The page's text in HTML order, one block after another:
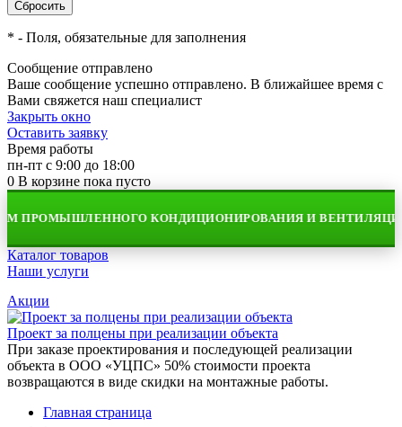
* - Поля, обязательные для заполнения
Сообщение отправлено
Ваше сообщение успешно отправлено. В ближайшее время с
Вами свяжется наш специалист
Закрыть окно
Оставить заявку
Время работы
пн-пт с 9:00 до 18:00
0 В корзине пока пусто
ПРОМЫШЛЕННОГО КОНДИЦИОНИРОВАНИЯ И ВЕНТИЛЯЦИИ
Каталог товаров
Наши услуги
Акции
Проект за полцены при реализации объекта
При заказе проектирования и последующей реализации
объекта в ООО «УЦПС» 50% стоимости проекта
возвращаются в виде скидки на монтажные работы.
Главная страница